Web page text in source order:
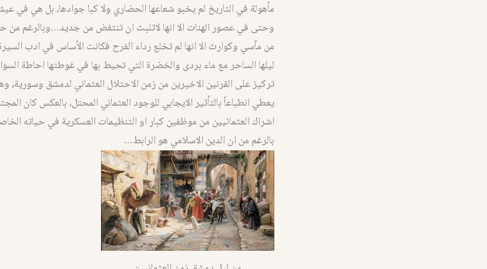
مأهولة في التاريخ لم يخبو شعاعها الحضاري ولا كبا جوادها، بل هي
وحتى في عصور الهنات الا انها لاتلبث ان تنتفض من جديد…وبالرغم من
من مآسي وكوارث الا انها لم تخلع رداء الفرح فكانت الأساس في ادب
ليلها الساحر مع ماء بردى والخضرة التي تحيط بها في غوطتها احاطة
تركيز على القرنين الاخيرين من زمن الاحتلال العثماني لدمشق وسورية،
يعطي انطباعاً بالتأثير الايجابي للوجود العثماني المحتل، بالعكس كان
اشراك العثمانيين من موظفين كبار او التنظيمات العسكرية في حياته
بالرغم من ان الدين الاسلامي هو الرابط…